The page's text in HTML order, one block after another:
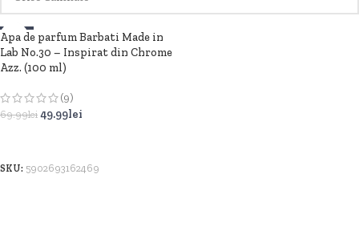
-29%
SOLD OUT
Apa de parfum Barbati Made in
Lab No.30 – Inspirat din Chrome
Azz. (100 ml)
(9)
69.99lei 49.99lei
SKU: 5902693162469